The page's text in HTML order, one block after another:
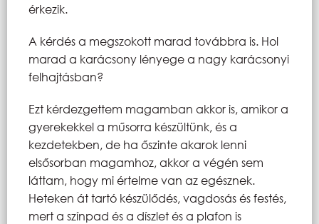
érkezik.
A kérdés a megszokott marad továbbra is. Hol
marad a karácsony lényege a nagy karácsonyi
felhajtásban?
Ezt kérdezgettem magamban akkor is, amikor a
gyerekekkel a műsorra készültünk, és a
kezdetekben, de ha őszinte akarok lenni
elsősorban magamhoz, akkor a végén sem
láttam, hogy mi értelme van az egésznek.
Heteken át tartó készülődés, vagdosás és festés,
mert a színpad és a díszlet és a plafon is